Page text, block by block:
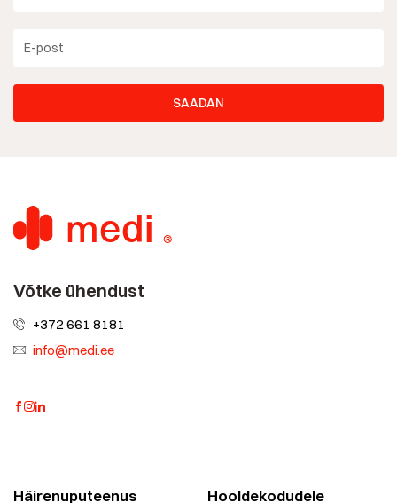
Võtke ühendust
+372 661 8181
info@medi.ee
Häirenuputeenus Hooldekodudele